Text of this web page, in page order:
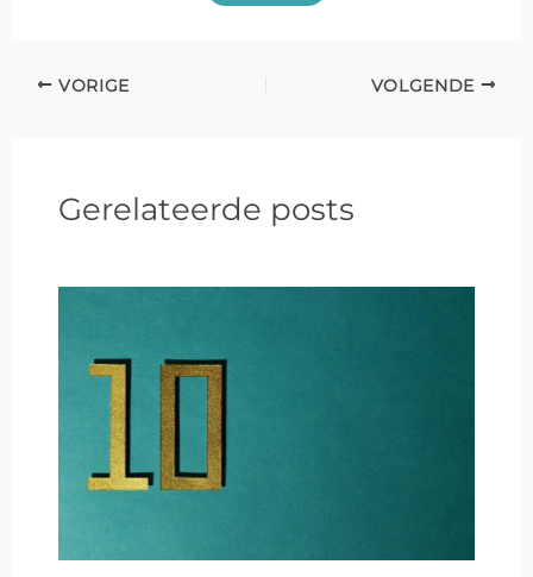
VORIGE VOLGENDE
Gerelateerde posts